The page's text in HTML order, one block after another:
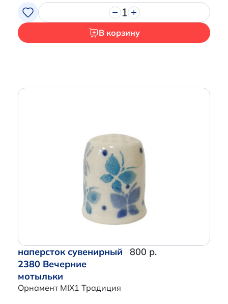
1
В корзину
наперсток сувенирный
2380 Вечерние
мотыльки
Орнамент MIX1 Традиция
800 р.